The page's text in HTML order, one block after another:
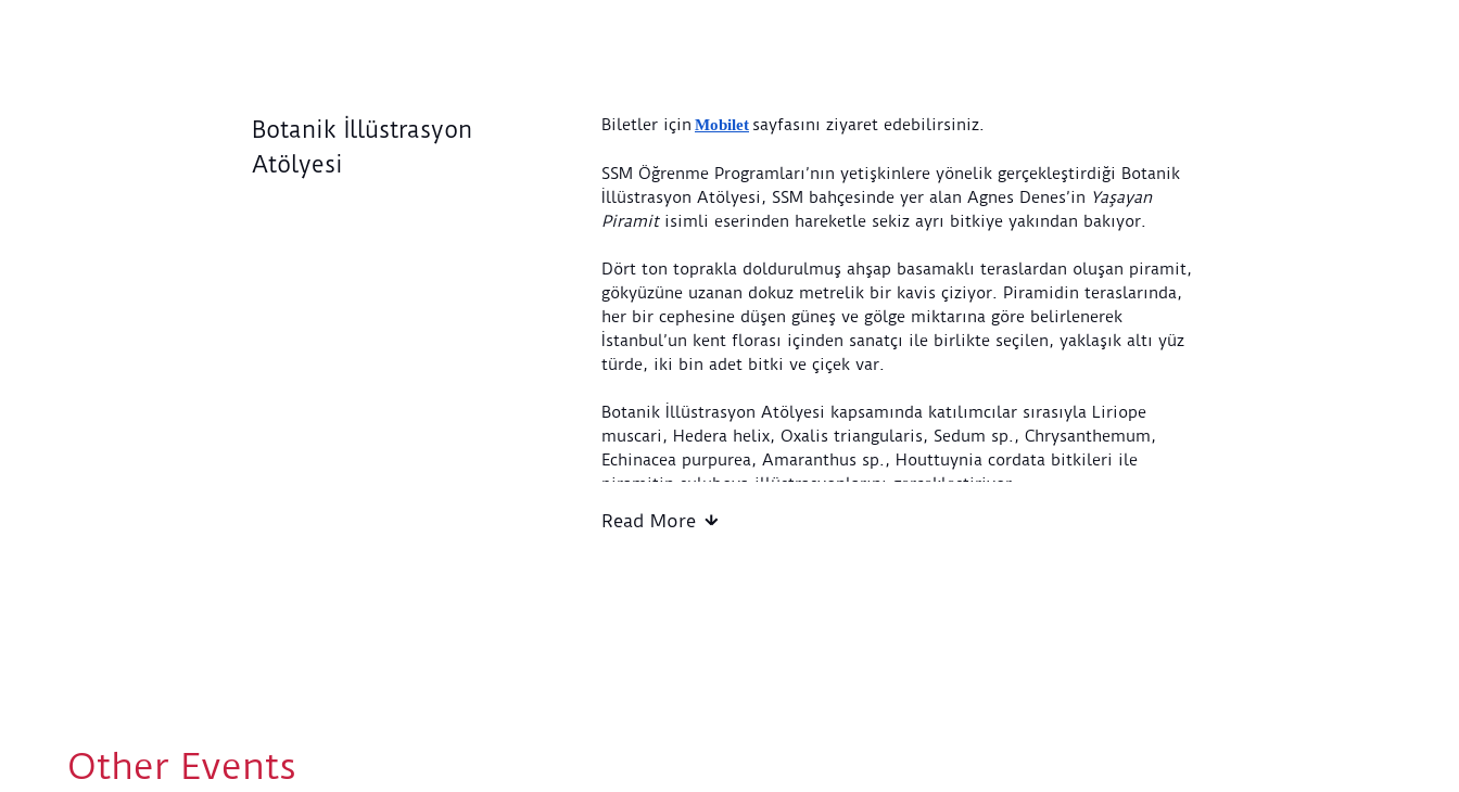
Botanik İllüstrasyon
Atölyesi
Biletler için Mobilet sayfasını ziyaret edebilirsiniz.
SSM Öğrenme Programları’nın yetişkinlere yönelik gerçekleştirdiği Botanik
İllüstrasyon Atölyesi, SSM bahçesinde yer alan Agnes Denes’in Yaşayan
Piramitisimli eserinden hareketle sekiz ayrı bitkiye yakından bakıyor.
Dört ton toprakla doldurulmuş ahşap basamaklı teraslardan oluşan piramit,
gökyüzüne uzanan dokuz metrelik bir kavis çiziyor. Piramidin teraslarında,
her bir cephesine düşen güneş ve gölge miktarına göre belirlenerek
İstanbul’un kent florası içinden sanatçı ile birlikte seçilen, yaklaşık altı yüz
türde, iki bin adet bitki ve çiçek var.
Botanik İllüstrasyon Atölyesi kapsamında katılımcılar sırasıyla Liriope
muscari, Hedera helix, Oxalis triangularis, Sedum sp., Chrysanthemum,
Echinacea purpurea, Amaranthus sp., Houttuynia cordata bitkileri ile
piramitin suluboya illüstrasyonlarını gerçekleştiriyor.
Read More
Other Events